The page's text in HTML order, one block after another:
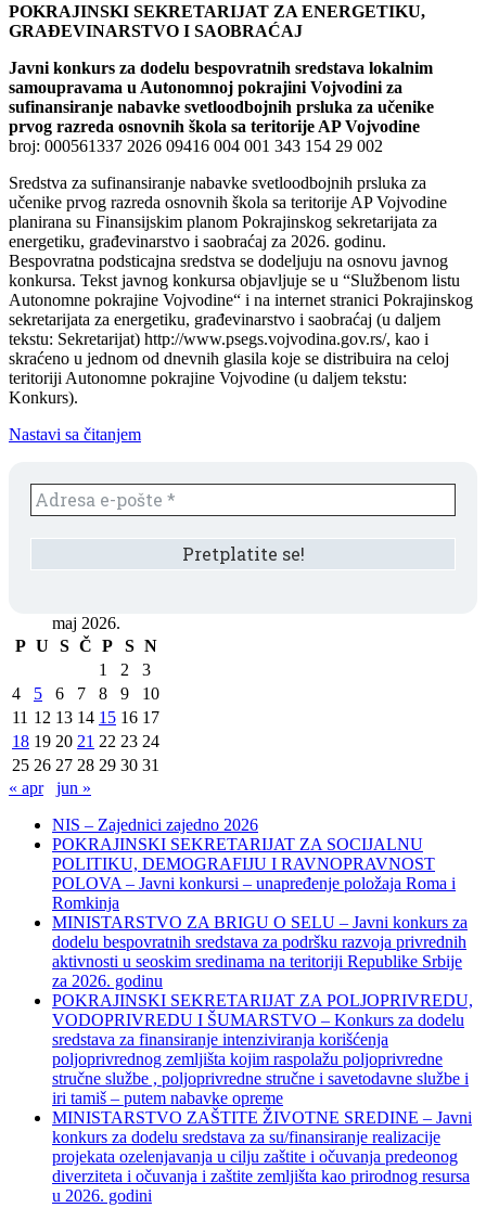
POKRAJINSKI SEKRETARIJAT ZA ENERGETIKU,
GRAĐEVINARSTVO I SAOBRAĆAJ
Javni konkurs za dodelu bespovratnih sredstava lokalnim
samoupravama u Autonomnoj pokrajini Vojvodini za
sufinansiranje nabavke svetloodbojnih prsluka za učenike
prvog razreda osnovnih škola sa teritorije AP Vojvodine
broj: 000561337 2026 09416 004 001 343 154 29 002
Sredstva za sufinansiranje nabavke svetloodbojnih prsluka za
učenike prvog razreda osnovnih škola sa teritorije AP Vojvodine
planirana su Finansijskim planom Pokrajinskog sekretarijata za
energetiku, građevinarstvo i saobraćaj za 2026. godinu.
Bespovratna podsticajna sredstva se dodeljuju na osnovu javnog
konkursa. Tekst javnog konkursa objavljuje se u “Službenom listu
Autonomne pokrajine Vojvodine“ i na internet stranici Pokrajinskog
sekretarijata za energetiku, građevinarstvo i saobraćaj (u daljem
tekstu: Sekretarijat) http://www.psegs.vojvodina.gov.rs/, kao i
skraćeno u jednom od dnevnih glasila koje se distribuira na celoj
teritoriji Autonomne pokrajine Vojvodine (u daljem tekstu:
Konkurs).
Nastavi sa čitanjem
maj 2026.
P U S Č P S N
1
2
3
4
5 6 7 8 9
10
11 12 13 14 15 16 17
18 19 20 21 22 23 24
25 26 27 28 29 30 31
« apr
jun »
NIS – Zajednici zajedno 2026
POKRAJINSKI SEKRETARIJAT ZA SOCIJALNU
POLITIKU, DEMOGRAFIJU I RAVNOPRAVNOST
POLOVA – Javni konkursi – unapređenje položaja Roma i
Romkinja
MINISTARSTVO ZA BRIGU O SELU – Javni konkurs za
dodelu bespovratnih sredstava za podršku razvoja privrednih
aktivnosti u seoskim sredinama na teritoriji Republike Srbije
za 2026. godinu
POKRAJINSKI SEKRETARIJAT ZA POLJOPRIVREDU,
VODOPRIVREDU I ŠUMARSTVO – Konkurs za dodelu
sredstava za finansiranje intenziviranja korišćenja
poljoprivrednog zemljišta kojim raspolažu poljoprivredne
stručne službe , poljoprivredne stručne i savetodavne službe i
iri tamiš ‒ putem nabavke opreme
MINISTARSTVO ZAŠTITE ŽIVOTNE SREDINE – Javni
konkurs za dodelu sredstava za su/finansiranje realizacije
projekata ozelenjavanja u cilju zaštite i očuvanja predeonog
diverziteta i očuvanja i zaštite zemljišta kao prirodnog resursa
u 2026. godini